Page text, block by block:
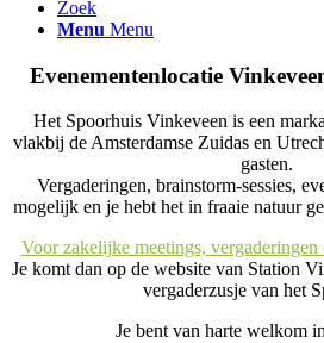
Zoek
Menu Menu
Evenementenlocatie
Het Spoorhuis Vinkeveen is een
vlakbij de Amsterdamse Zuidas en
gasten.
Vergaderingen, brainstorm-sessies,
mogelijk en je hebt het in fraaie natuur
Voor zakelijke meetings,
Je komt dan op de website van Station
vergaderzusje van het
Je bent van harte welkom